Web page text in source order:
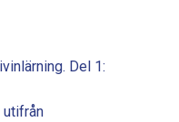
Del 1:
utifrån